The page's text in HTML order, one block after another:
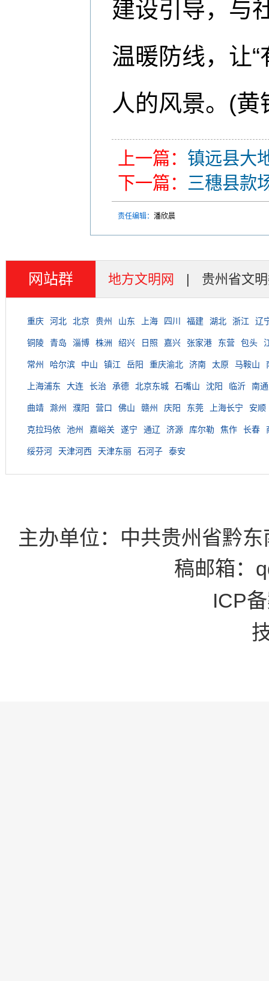
建设引导，与
温暖防线，让
人的风景。(黄
上一篇： 镇远县大
下一篇： 三穗县款
责任编辑： 潘欣晨
网站群 地方文明网 | 贵州省文
重庆 河北 北京 贵州 山东 上海 四川 福建 湖北 浙江 辽
铜陵 青岛 淄博 株洲 绍兴 日照 嘉兴 张家港 东营 包头
常州 哈尔滨 中山 镇江 岳阳 重庆渝北 济南 太原 马鞍山
上海浦东 大连 长治 承德 北京东城 石嘴山 沈阳 临沂 南通
曲靖 滁州 濮阳 营口 佛山 赣州 庆阳 东莞 上海长宁 安顺
克拉玛依 池州 嘉峪关 遂宁 通辽 济源 库尔勒 焦作 长春
绥芬河 天津河西 天津东丽 石河子 泰安
主办单位：中共贵州省黔
稿邮箱：
ICP